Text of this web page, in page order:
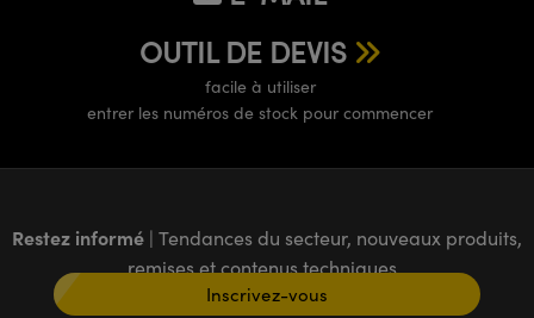
OUTIL DE DEVIS
facile à utiliser
entrer les numéros de stock pour commencer
Restez informé | Tendances du secteur, nouveaux produits,
remises et contenus techniques
Inscrivez-vous